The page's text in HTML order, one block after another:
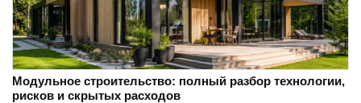
Модульное строительство: полный разбор технологии,
рисков и скрытых расходов